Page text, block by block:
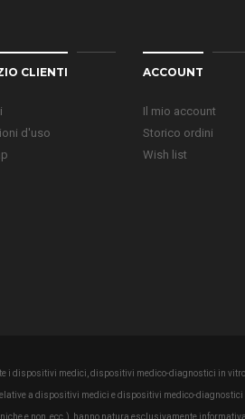
CLIENTI
d'uso
ACCOUNT
Il mio account
Storico ordini
Wish list
dispositivi medici, dispositivi medico-diagnostici in
a dispositivi medici e dispositivi medico-
e non, ecc.), hanno natura esclusivamente